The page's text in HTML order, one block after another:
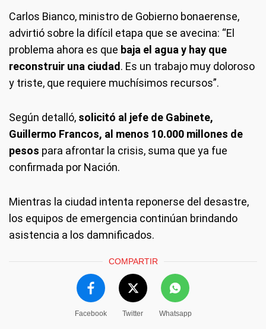
Carlos Bianco, ministro de Gobierno bonaerense,
advirtió sobre la difícil etapa que se avecina: “El
problema ahora es que baja el agua y hay que
reconstruir una ciudad. Es un trabajo muy doloroso
y triste, que requiere muchísimos recursos”.
Según detalló, solicitó al jefe de Gabinete,
Guillermo Francos, al menos 10.000 millones de
pesos para afrontar la crisis, suma que ya fue
confirmada por Nación.
Mientras la ciudad intenta reponerse del desastre,
los equipos de emergencia continúan brindando
asistencia a los damnificados.
COMPARTIR
Facebook Twitter Whatsapp